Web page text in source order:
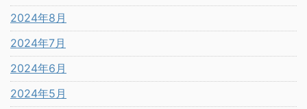
2024年8月
2024年7月
2024年6月
2024年5月